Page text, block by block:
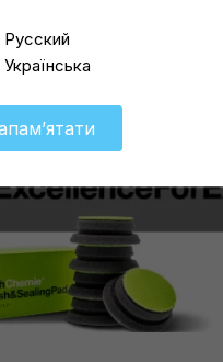
Русский
Українська